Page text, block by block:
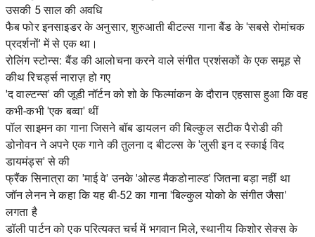
उसकी 5 साल की अवधि
फैब फोर इनसाइडर के अनुसार, शुरुआती बीटल्स गाना बैंड के 'सबसे रोमांचक
प्रदर्शनों' में से एक था।
रोलिंग स्टोन्स: बैंड की आलोचना करने वाले संगीत प्रशंसकों के एक समूह से
कीथ रिचर्ड्स नाराज़ हो गए
'द वाल्टन्स' की जूडी नॉर्टन को शो के फिल्मांकन के दौरान एहसास हुआ कि वह
कभी-कभी 'एक बव्वा' थीं
पॉल साइमन का गाना जिसने बॉब डायलन की बिल्कुल सटीक पैरोडी की
डोनोवन ने अपने एक गाने की तुलना द बीटल्स के 'लुसी इन द स्काई विद
डायमंड्स' से की
फ्रैंक सिनात्रा का 'माई वे' उनके 'ओल्ड मैकडोनाल्ड' जितना बड़ा नहीं था
जॉन लेनन ने कहा कि यह बी-52 का गाना 'बिल्कुल योको के संगीत जैसा'
लगता है
डॉली पार्टन को एक परित्यक्त चर्च में भगवान मिले, स्थानीय किशोर सेक्स के